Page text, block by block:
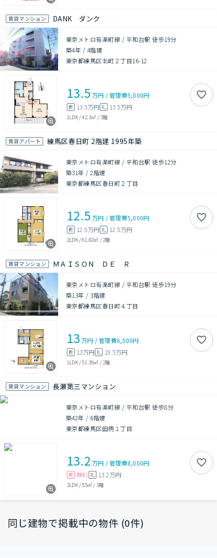
賃貸マンション DANK ダンク
東京メトロ有楽町線 / 平和台駅 徒歩19分
築4年 / 4階建
東京都練馬区北町２丁目16-12
13.5 万円 /管理費5,000円
敷 13.5万円 礼 13.5万円
1LDK/42.3㎡ /3階
賃貸アパート 練馬区春日町 2階建 1995年築
東京メトロ有楽町線 / 平和台駅 徒歩12分
築31年 /2階建
東京都練馬区春日町２丁目
12.5 万円 /管理費5,000円
敷 12.5万円 礼 12.5万円
2LDK/61.82㎡ / 2階
賃貸マンション ＭＡＩＳＯＮ ＤＥ Ｒ
東京メトロ有楽町線 / 平和台駅 徒歩19分
築13年 / 3階建
東京都練馬区春日町４丁目
13 万円 /管理費6,500円
敷 13万円 礼 19.5万円
1LDK/51.39㎡ / 2階
賃貸マンション 長瀬第三マンション
東京メトロ有楽町線 / 平和台駅 徒歩8分
築42年 / 6階建
東京都練馬区田柄１丁目
13.2 万円 /管理費8,000円
敷 無料 礼 13.2万円
2LDK/55㎡ / 3階
同じ建物で掲載中の物件 (0件)